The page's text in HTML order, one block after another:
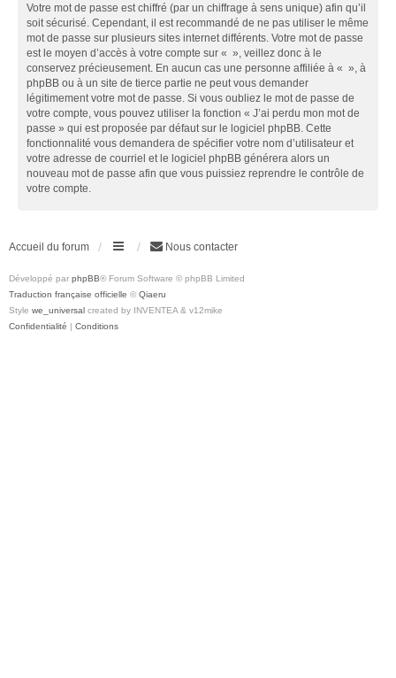
Votre mot de passe est chiffré (par un chiffrage à sens unique) afin qu’il
soit sécurisé. Cependant, il est recommandé de ne pas utiliser le même
mot de passe sur plusieurs sites internet différents. Votre mot de passe
est le moyen d’accès à votre compte sur « », veillez donc à le
conservez précieusement. En aucun cas une personne affiliée à « », à
phpBB ou à un site de tierce partie ne peut vous demander
légitimement votre mot de passe. Si vous oubliez le mot de passe de
votre compte, vous pouvez utiliser la fonction « J’ai perdu mon mot de
passe » qui est proposée par défaut sur le logiciel phpBB. Cette
fonctionnalité vous demandera de spécifier votre nom d’utilisateur et
votre adresse de courriel et le logiciel phpBB générera alors un
nouveau mot de passe afin que vous puissiez reprendre le contrôle de
votre compte.
Accueil du forum Nous contacter
Développé par phpBB® Forum Software © phpBB Limited
Traduction française officielle © Qiaeru
Style we_universal created by INVENTEA & v12mike
Confidentialité | Conditions